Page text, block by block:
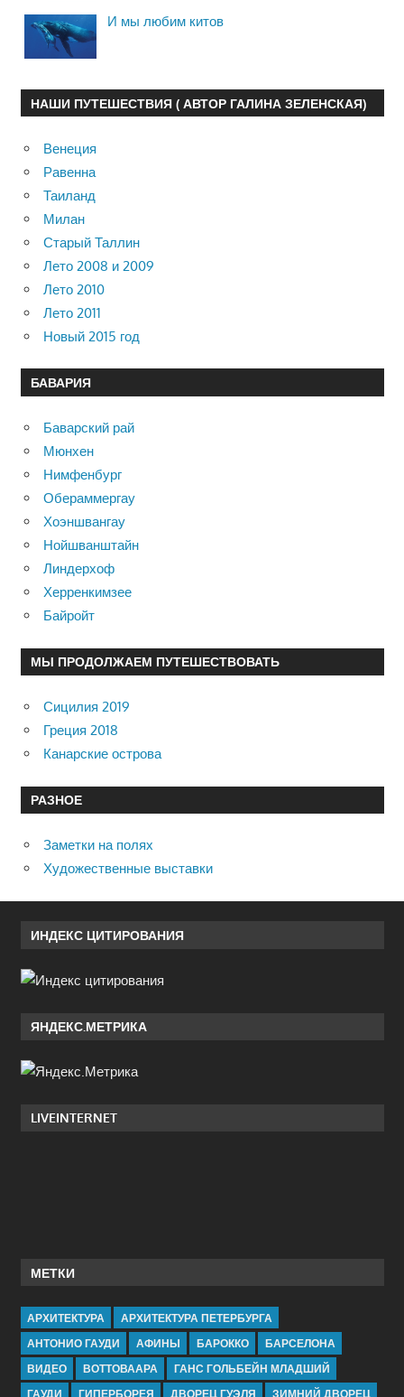
И мы любим китов
НАШИ ПУТЕШЕСТВИЯ ( АВТОР ГАЛИНА ЗЕЛЕНСКАЯ)
Венеция
Равенна
Таиланд
Милан
Старый Таллин
Лето 2008 и 2009
Лето 2010
Лето 2011
Новый 2015 год
БАВАРИЯ
Баварский рай
Мюнхен
Нимфенбург
Обераммергау
Хоэншвангау
Нойшванштайн
Линдерхоф
Херренкимзее
Байройт
МЫ ПРОДОЛЖАЕМ ПУТЕШЕСТВОВАТЬ
Сицилия 2019
Греция 2018
Канарские острова
РАЗНОЕ
Заметки на полях
Художественные выставки
ИНДЕКС ЦИТИРОВАНИЯ
ЯНДЕКС.МЕТРИКА
LIVEINTERNET
МЕТКИ
АРХИТЕКТУРА
АРХИТЕКТУРА ПЕТЕРБУРГА
АНТОНИО ГАУДИ
АФИНЫ БАРОККО
БАРСЕЛОНА
ВИДЕО
ВОТТОВААРА
ГАНС ГОЛЬБЕЙН МЛАДШИЙ
ГАУДИ
ГИПЕРБОРЕЯ ДВОРЕЦ ГУЭЛЯ ЗИМНИЙ ДВОРЕЦ